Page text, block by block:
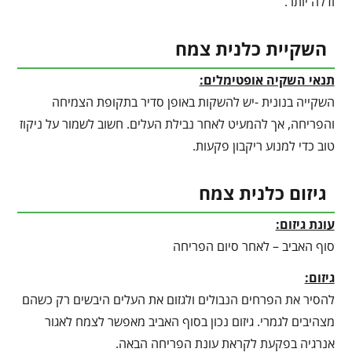
השקיית כלנית צמח
תנאי השקיה אופטימלים:
השקייה בנונית -יש להשקות באופן סדיר בתקופת הצמיחה
והפריחה, אך להמעיט לאחר נבילת העלים. חשוב לשמור על ניקוז
טוב כדי למנוע ריקבון פקעות.
גיזום כלנית צמח
עונת גיזום:
סוף האביב – לאחר סיום הפריחה
גיזום:
להסיר את הפרחים הנבולים ולגזום את העלים היבשים רק כשהם
מצהיבים לגמרי. גיזום נכון בסוף האביב מאפשר לצמח לאגור
אנרגיה בפקעת לקראת עונת הפריחה הבאה.